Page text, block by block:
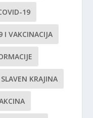
19
I VAKCINACIJA
KRAJINA